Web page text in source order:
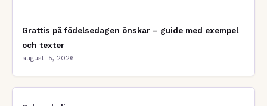
Grattis på födelsedagen önskar – guide med exempel
och texter
augusti 5, 2026